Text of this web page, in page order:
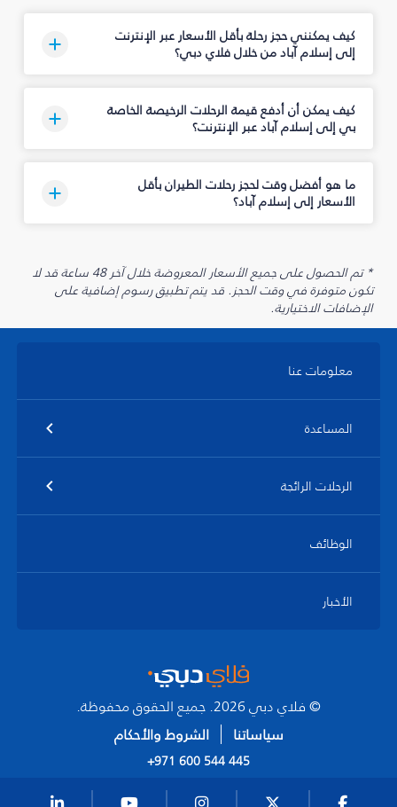
كيف يمكنني حجز رحلة بأقل الأسعار عبر الإنترنت
إلى إسلام آباد من خلال فلاي دبي؟
كيف يمكن أن أدفع قيمة الرحلات الرخيصة الخاصة
بي إلى إسلام آباد عبر الإنترنت؟
ما هو أفضل وقت لحجز رحلات الطيران بأقل
الأسعار إلى إسلام آباد؟
* تم الحصول على جميع الأسعار المعروضة خلال آخر 48 ساعة قد لا
تكون متوفرة في وقت الحجز. قد يتم تطبيق رسوم إضافية على
الإضافات الاختيارية.
معلومات عنا
المساعدة
الرحلات الرائجة
الوظائف
الأخبار
© فلاي دبي 2026. جميع الحقوق محفوظة.
سياساتنا
الشروط والأحكام
+971 600 544 445